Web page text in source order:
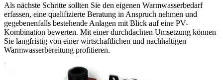
Als nächste Schritte sollten Sie den eigenen Warmwasserbedarf
erfassen, eine qualifizierte Beratung in Anspruch nehmen und
gegebenenfalls bestehende Anlagen mit Blick auf eine PV-
Kombination bewerten. Mit einer durchdachten Umsetzung können
Sie langfristig von einer wirtschaftlichen und nachhaltigen
Warmwasserbereitung profitieren.